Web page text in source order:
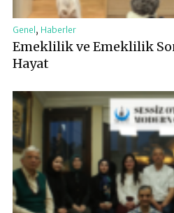
Genel , Haberler
Emeklilik ve Emeklilik
Hayat